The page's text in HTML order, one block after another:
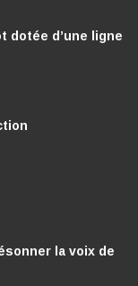
dotée d’une ligne
la voix de